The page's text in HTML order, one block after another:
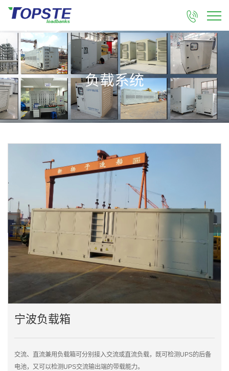

负载系统
← →
宁波负载箱
交流、直流兼用负载箱可分别接入交流或直流负载，既可检测UPS的后备
电池，又可以检测UPS交流输出端的带载能力。